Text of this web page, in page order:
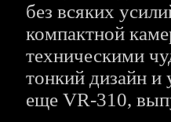
без всяких
компактной
техническими
тонкий дизайн и
еще VR-310,